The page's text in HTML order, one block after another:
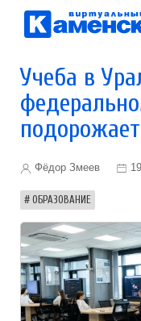
Учеба в
подорожает
Фёдор Змеев
ОБРАЗОВАНИЕ